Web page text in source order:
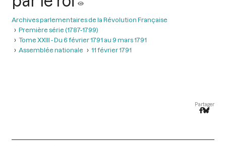
Archives parlementaires de la Révolution Française
Première série (1787-1799)
Tome XXIII - Du 6 février 1791 au 9 mars 1791
Assemblée nationale
11 février 1791
Partager